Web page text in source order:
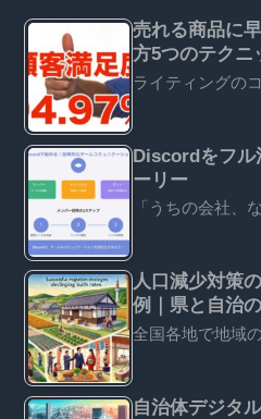
売れる商品に
方5つのテクニ
ライティングの
Discordをフル
ーリー
「うちの会社、
人口減少対策
例｜県と自治
全国各地で地域
自治体デジタ